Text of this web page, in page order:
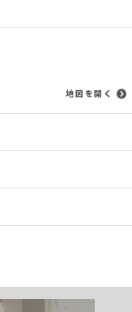
地図を開く